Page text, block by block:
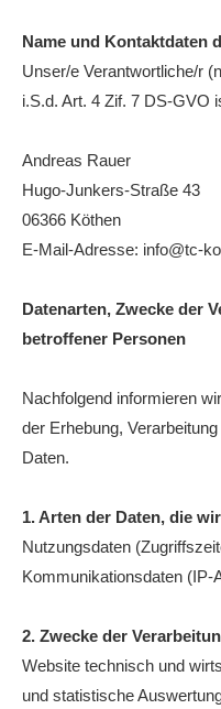
Punktspiele
Punktspiele Wintersaison
Jugend
TRAINING
Trainer
Platz buchen
Kinder- und Jugendtraining
EVENTS & TURNIERE
Anhalt Open Senioren
4-Städte-Turnier
Unternehmer-Cup 2026
Vereinsturniere 2026
Name und Kontaktdaten
Unser/e Verantwortliche/r
i.S.d. Art. 4 Zif. 7 DS-GVO
Andreas Rauer
Hugo-Junkers-Straße 43
06366 Köthen
E-Mail-Adresse: info@tc-
Datenarten, Zwecke der
betroffener Personen
Nachfolgend informieren
der Erhebung,
Daten.
1. Arten der Daten, die
Nutzungsdaten
Kommunikationsdaten (IP-
2. Zwecke der
Website technisch und
und statistische